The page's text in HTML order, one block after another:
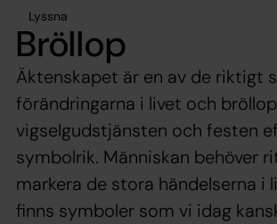
Lyssna
Bröllop
Äktenskapet är en av de riktigt
förändringarna i livet och
vigselgudstjänsten och festen
symbolrik. Människan behöver
markera de stora händelserna i
finns symboler som vi idag